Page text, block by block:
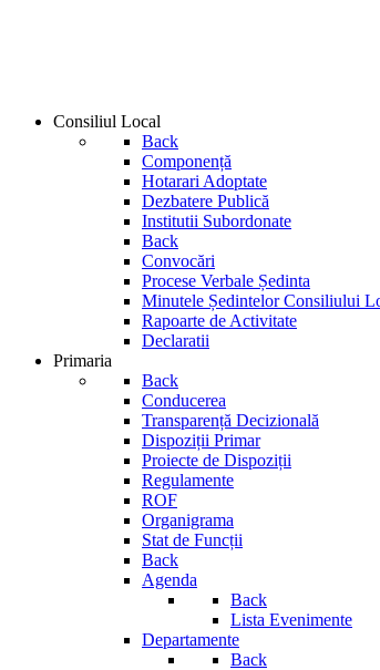
Consiliul Local
Back
Componență
Hotarari Adoptate
Dezbatere Publică
Institutii Subordonate
Back
Convocări
Procese Verbale Ședinta
Minutele Ședintelor Consiliului
Rapoarte de Activitate
Declaratii
Primaria
Back
Conducerea
Transparență Decizională
Dispoziții Primar
Proiecte de Dispoziții
Regulamente
ROF
Organigrama
Stat de Funcții
Back
Agenda
Back
Lista Evenimente
Departamente
Back